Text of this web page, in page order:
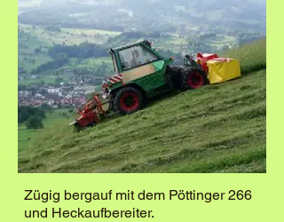
Zügig bergauf mit dem Pöttinger 266
und Heckaufbereiter.